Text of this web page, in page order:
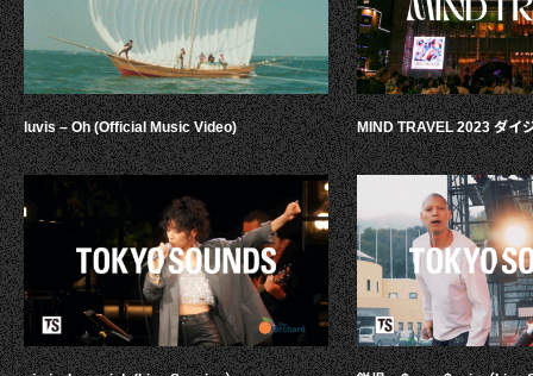
luvis – Oh (Official Music Video) MIND TRAVEL 2023 ダイ